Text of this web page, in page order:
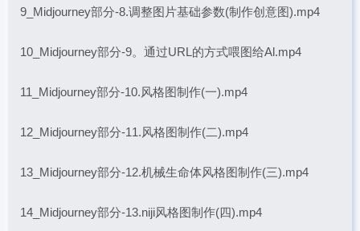
9_Midjourney部分-8.调整图片基础参数(制作创意图).mp4
10_Midjourney部分-9。通过URL的方式喂图给Al.mp4
11_Midjourney部分-10.风格图制作(一).mp4
12_Midjourney部分-11.风格图制作(二).mp4
13_Midjourney部分-12.机械生命体风格图制作(三).mp4
14_Midjourney部分-13.niji风格图制作(四).mp4